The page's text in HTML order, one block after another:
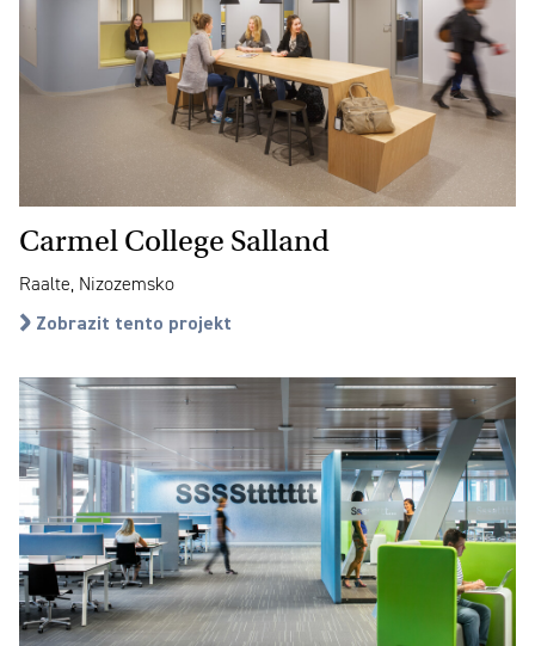
Carmel College Salland
Raalte, Nizozemsko
Zobrazit tento projekt